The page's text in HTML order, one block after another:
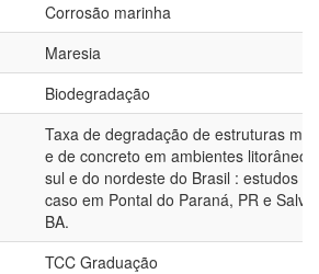
Corrosão marinha
Maresia
Biodegradação
Taxa de degradação de estruturas
e de concreto em ambientes
sul e do nordeste do Brasil : estudos de
caso em Pontal do Paraná, PR e
BA.
TCC Graduação